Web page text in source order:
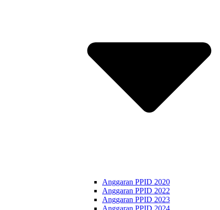
Anggaran PPID 2020
Anggaran PPID 2022
Anggaran PPID 2023
Anggaran PPID 2024